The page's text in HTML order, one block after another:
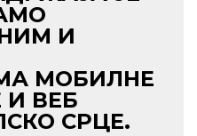
И
МОБИЛНЕ
ВЕБ
СРЦЕ.